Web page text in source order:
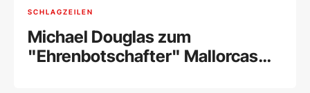
SCHLAGZEILEN
Michael Douglas zum
"Ehrenbotschafter" Mallorcas